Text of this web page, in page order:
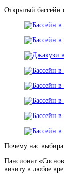
Открытый бассейн
Почему нас
Пансионат
визиту в любое